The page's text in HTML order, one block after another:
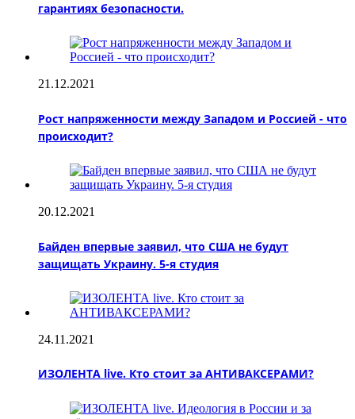
гарантиях безопасности.
21.12.2021
Рост напряженности между Западом и Россией - что
происходит?
20.12.2021
Байден впервые заявил, что США не будут
защищать Украину. 5-я студия
24.11.2021
ИЗОЛЕНТА live. Кто стоит за АНТИВАКСЕРАМИ?